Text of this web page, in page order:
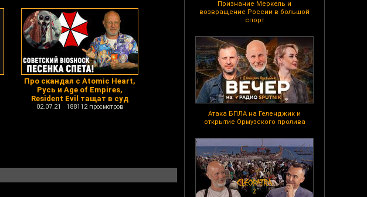
Признание Меркель и
возвращение России в большой
спорт
Атака БПЛА на Геленджик и
открытие Ормузского пролива
Про скандал с Atomic Heart,
Русь и Age of Empires,
Resident Evil тащат в суд
02.07.21 188112 просмотров